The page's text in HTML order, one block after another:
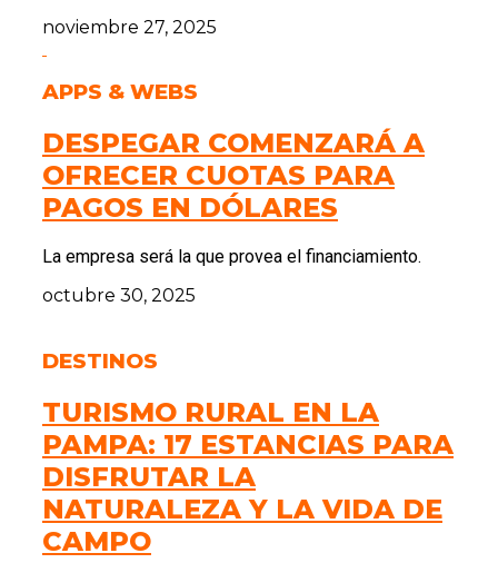
noviembre 27, 2025
APPS & WEBS
DESPEGAR COMENZARÁ A
OFRECER CUOTAS PARA
PAGOS EN DÓLARES
La empresa será la que provea el financiamiento.
octubre 30, 2025
DESTINOS
TURISMO RURAL EN LA
PAMPA: 17 ESTANCIAS PARA
DISFRUTAR LA
NATURALEZA Y LA VIDA DE
CAMPO